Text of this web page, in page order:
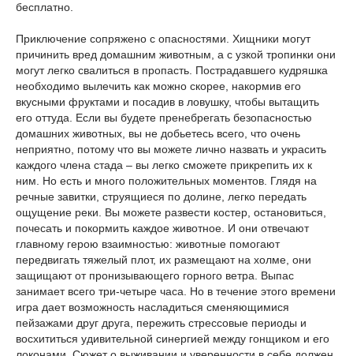
бесплатно.
Приключение сопряжено с опасностями. Хищники могут
причинить вред домашним животным, а с узкой тропинки они
могут легко свалиться в пропасть. Пострадавшего кудряшка
необходимо вылечить как можно скорее, накормив его
вкусными фруктами и посадив в ловушку, чтобы вытащить
его оттуда. Если вы будете пренебрегать безопасностью
домашних животных, вы не добьетесь всего, что очень
неприятно, потому что вы можете лично назвать и украсить
каждого члена стада – вы легко сможете прикрепить их к
ним. Но есть и много положительных моментов. Глядя на
речные завитки, струящиеся по долине, легко передать
ощущение реки. Вы можете развести костер, остановиться,
почесать и покормить каждое животное. И они отвечают
главному герою взаимностью: животные помогают
передвигать тяжелый плот, их размещают на холме, они
защищают от пронизывающего горного ветра. Выпас
занимает всего три-четыре часа. Но в течение этого времени
игра дает возможность насладиться сменяющимися
пейзажами друг друга, пережить стрессовые периоды и
восхититься удивительной синергией между гонщиком и его